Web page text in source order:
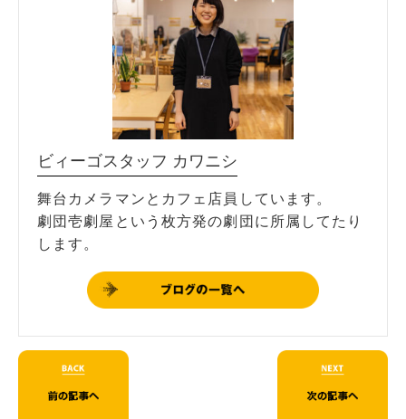
ビィーゴスタッフ カワニシ
舞台カメラマンとカフェ店員しています。
劇団壱劇屋という枚方発の劇団に所属してたり
します。